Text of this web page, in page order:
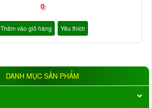
0
Thêm vào giỏ hàng Yêu thích
DANH MỤC SẢN PHẨM